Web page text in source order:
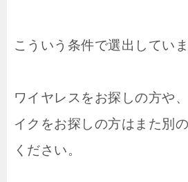
こういう条件で選出していま
ワイヤレスをお探しの方や
イクをお探しの方はまた別
ください。